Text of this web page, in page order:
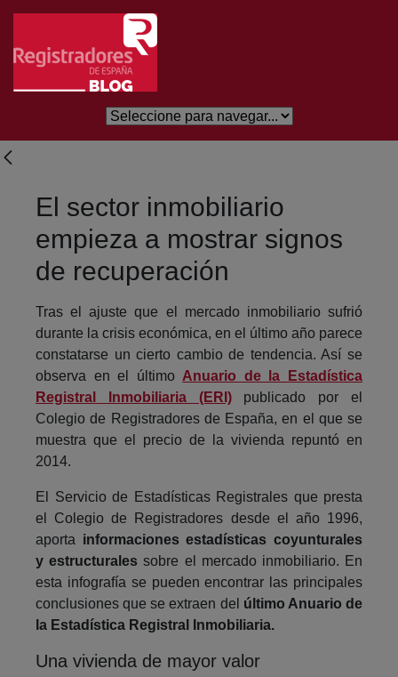
Skip to Main Content
El sector inmobiliario
empieza a mostrar signos
de recuperación
Tras el ajuste que el mercado inmobiliario sufrió
durante la crisis económica, en el último año parece
constatarse un cierto cambio de tendencia. Así se
observa en el último Anuario de la Estadística
Registral Inmobiliaria (ERI)publicado por el
Colegio de Registradores de España, en el que se
muestra que el precio de la vivienda repuntó en
2014.
El Servicio de Estadísticas Registrales que presta
el Colegio de Registradores desde el año 1996,
aporta informaciones estadísticas coyunturales
y estructuralessobre el mercado inmobiliario. En
esta infografía se pueden encontrar las principales
conclusiones que se extraen del último Anuario de
la Estadística Registral Inmobiliaria.
Una vivienda de mayor valor